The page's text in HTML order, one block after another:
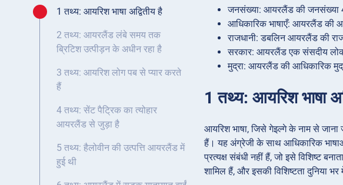
1 तथ्य: आयरिश भाषा अद्वितीय है
2 तथ्य: आयरलैंड लंबे समय तक
ब्रिटिश उत्पीड़न के अधीन रहा है
3 तथ्य: आयरिश लोग पब से प्यार करते
हैं
4 तथ्य: सेंट पैट्रिक का त्योहार
आयरलैंड से जुड़ा है
5 तथ्य: हैलोवीन की उत्पत्ति आयरलैंड में
हुई थी
जनसंख्या: आयरलैंड की जनसंख्या
आधिकारिक भाषाएँ: आयरलैंड की
राजधानी: डबलिन आयरलैंड की
सरकार: आयरलैंड एक संसदीय
मुद्रा: आयरलैंड की आधिकारिक
1 तथ्य: आयरिश भाषा
आयरिश भाषा, जिसे गेइल्गे के नाम से
हैं। यह अंग्रेजी के साथ आधिकारिक
प्रत्यक्ष संबंधी नहीं हैं, जो इसे विशिष्ट
शामिल हैं, और इसकी विशिष्टता दुनिया